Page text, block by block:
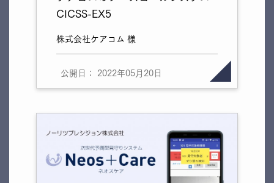
CICSS-EX5
株式会社ケアコム 様
公開日： 2022年05月20日